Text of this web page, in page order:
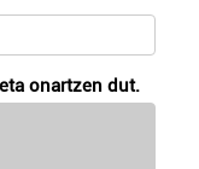
onartzen dut.